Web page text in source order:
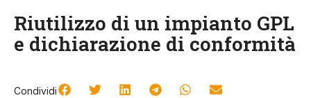
Riutilizzo di un impianto GPL
e dichiarazione di conformità
Condividi